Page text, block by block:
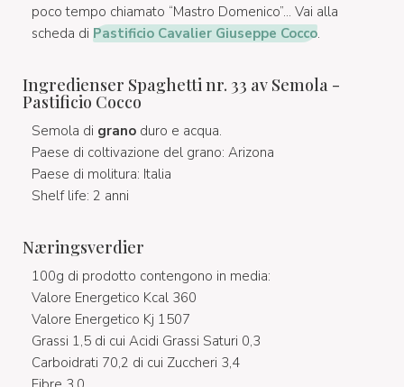
poco tempo chiamato “Mastro Domenico”... Vai alla
scheda di Pastificio Cavalier Giuseppe Cocco.
Ingredienser Spaghetti nr. 33 av Semola -
Pastificio Cocco
Semola di grano duro e acqua.
Paese di coltivazione del grano: Arizona
Paese di molitura: Italia
Shelf life: 2 anni
Næringsverdier
100g di prodotto contengono in media:
Valore Energetico Kcal 360
Valore Energetico Kj 1507
Grassi 1,5 di cui Acidi Grassi Saturi 0,3
Carboidrati 70,2 di cui Zuccheri 3,4